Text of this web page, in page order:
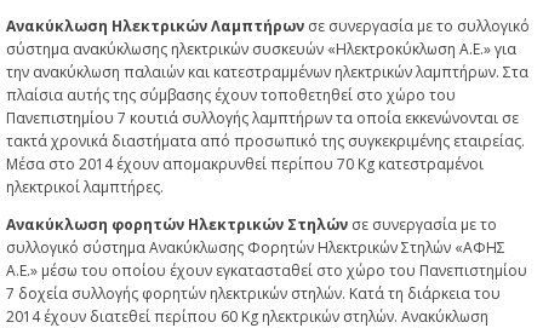
Ανακύκλωση Ηλεκτρικών Λαμπτήρων σε συνεργασία με το συλλογικό
σύστημα ανακύκλωσης ηλεκτρικών συσκευών «Ηλεκτροκύκλωση Α.Ε.» για
την ανακύκλωση παλαιών και κατεστραμμένων ηλεκτρικών λαμπτήρων. Στα
πλαίσια αυτής της σύμβασης έχουν τοποθετηθεί στο χώρο του
Πανεπιστημίου 7 κουτιά συλλογής λαμπτήρων τα οποία εκκενώνονται σε
τακτά χρονικά διαστήματα από προσωπικό της συγκεκριμένης εταιρείας.
Μέσα στο 2014 έχουν απομακρυνθεί περίπου 70 Kg κατεστραμένοι
ηλεκτρικοί λαμπτήρες.
Ανακύκλωση φορητών Ηλεκτρικών Στηλών σε συνεργασία με το
συλλογικό σύστημα Ανακύκλωσης Φορητών Ηλεκτρικών Στηλών «ΑΦΗΣ
Α.Ε.» μέσω του οποίου έχουν εγκατασταθεί στο χώρο του Πανεπιστημίου
7 δοχεία συλλογής φορητών ηλεκτρικών στηλών. Κατά τη διάρκεια του
2014 έχουν διατεθεί περίπου 60 Kg ηλεκτρικών στηλών. Ανακύκλωση